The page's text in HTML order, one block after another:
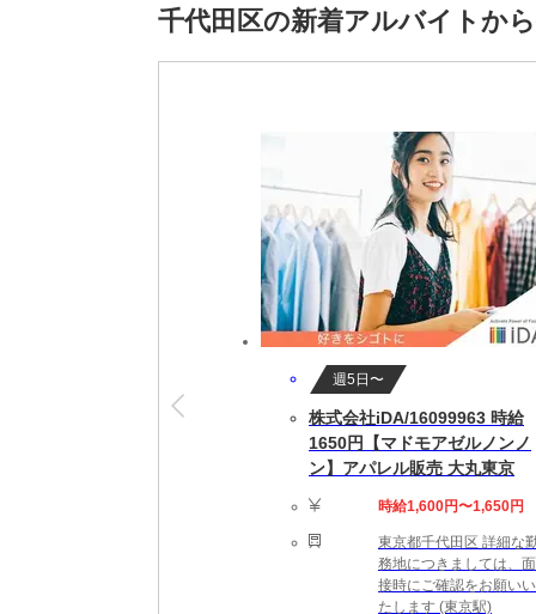
＼＼＼｜｜｜｜／／／
初回30日勤務で
【49万円以上をGET♪】
…週6日目で25％UP！週7日目で35％UP！
■資格手当で頑張りを応援！
…有資格者には1勤務につき1500円を支給
・交通誘導2級：1500円/1勤務あたり
・列車見張員：1500円/1勤務あたり
⭐︎⭐︎未経験・初心者の方でも歓迎⭐︎⭐︎
資格・経験・学歴不問
フリーター歓迎、主婦・主夫歓迎！
元ニートの方活躍中！
ブランクOK！副業・WワークOKです！
髭・ネイル・ピアスOK！髪型・髪色自由！
もちろん資格保有者も積極採用中です!!有資
千代田区の新着アルバイトか
週5日〜
株式会社iDA/16099963 時給
1650円【マドモアゼルノンノ
ン】アパレル販売 大丸東京
時給1,600円〜1,650円
東京都千代田区 詳細な
務地につきましては、面
接時にご確認をお願いい
たします (東京駅)